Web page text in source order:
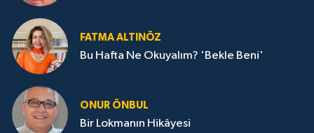
FATMA ALTINÖZ
Bu Hafta Ne Okuyalım? 'Bekle Beni'
ONUR ÖNBUL
Bir Lokmanın Hikâyesi